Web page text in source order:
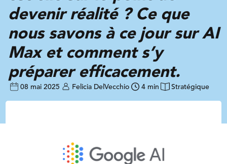
devenir réalité ? Ce que
nous savons à ce jour sur AI
Max et comment s’y
préparer efficacement.
08 mai 2025 Felicia DelVecchio 4 min Stratégique